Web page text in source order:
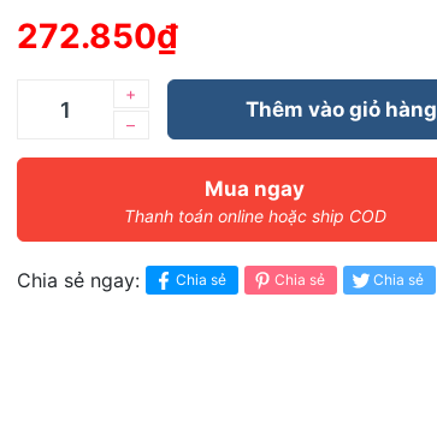
272.850₫
–
+
Thêm vào giỏ hàng
Mua ngay
Thanh toán online hoặc ship COD
Chia sẻ ngay: Chia sẻ Chia sẻ Chia sẻ